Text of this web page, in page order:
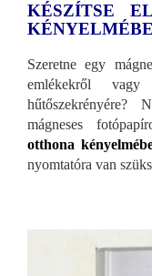
KÉSZÍTSE
Szeretne egy
emlékekről
hűtőszekrényére?
mágneses
otthona
nyomtatóra van